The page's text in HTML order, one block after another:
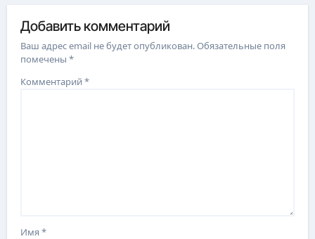
Добавить комментарий
Ваш адрес email не будет опубликован.Обязательные поля
помечены*
Комментарий*
Имя*